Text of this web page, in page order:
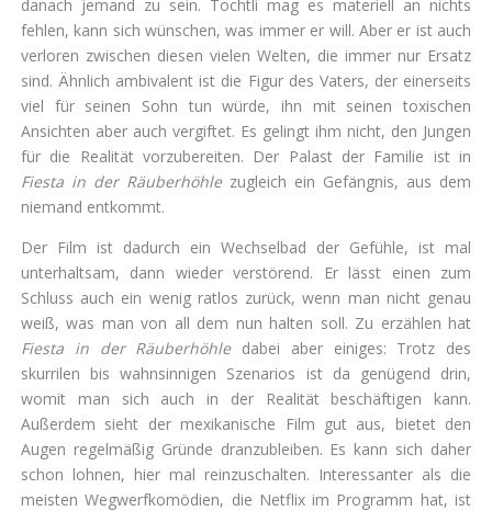
danach jemand zu sein. Tochtli mag es materiell an nichts
fehlen, kann sich wünschen, was immer er will. Aber er ist auch
verloren zwischen diesen vielen Welten, die immer nur Ersatz
sind. Ähnlich ambivalent ist die Figur des Vaters, der einerseits
viel für seinen Sohn tun würde, ihn mit seinen toxischen
Ansichten aber auch vergiftet. Es gelingt ihm nicht, den Jungen
für die Realität vorzubereiten. Der Palast der Familie ist in
Fiesta in der Räuberhöhlezugleich ein Gefängnis, aus dem
niemand entkommt.
Der Film ist dadurch ein Wechselbad der Gefühle, ist mal
unterhaltsam, dann wieder verstörend. Er lässt einen zum
Schluss auch ein wenig ratlos zurück, wenn man nicht genau
weiß, was man von all dem nun halten soll. Zu erzählen hat
Fiesta in der Räuberhöhledabei aber einiges: Trotz des
skurrilen bis wahnsinnigen Szenarios ist da genügend drin,
womit man sich auch in der Realität beschäftigen kann.
Außerdem sieht der mexikanische Film gut aus, bietet den
Augen regelmäßig Gründe dranzubleiben. Es kann sich daher
schon lohnen, hier mal reinzuschalten. Interessanter als die
meisten Wegwerfkomödien, die Netflix im Programm hat, ist